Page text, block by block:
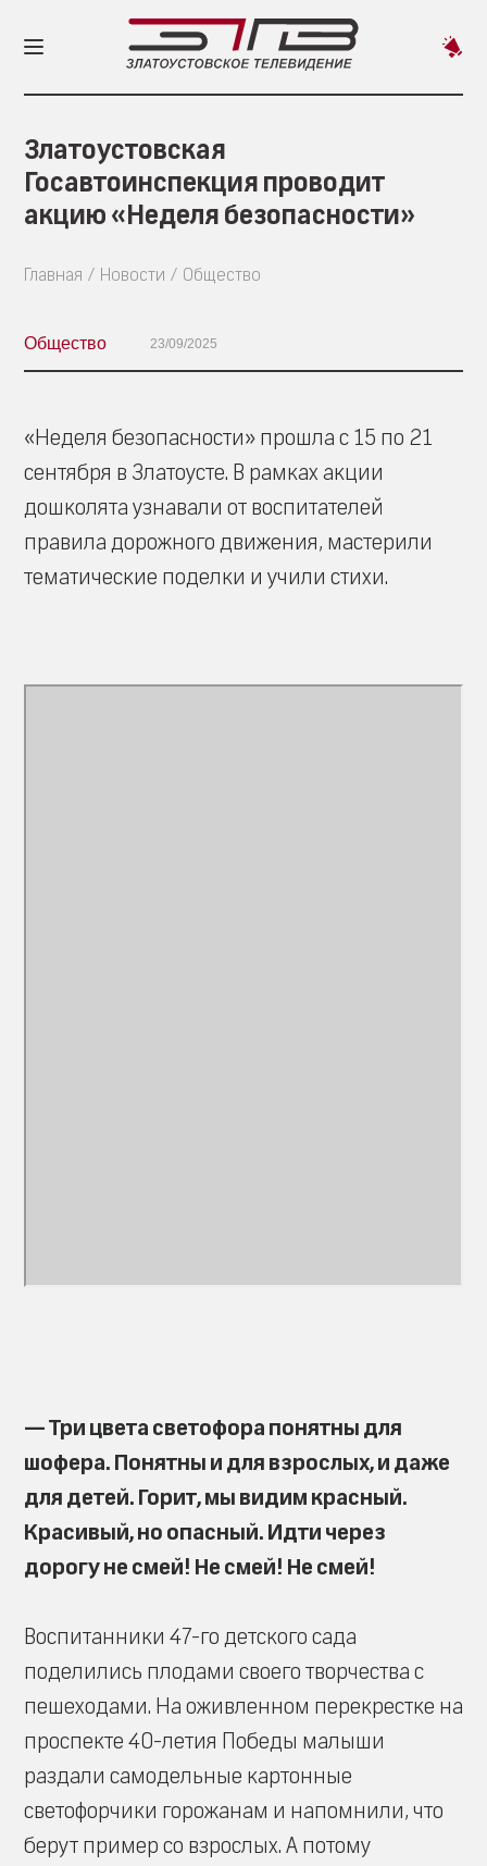
Златоустовская
Госавтоинспекция проводит
акцию «Неделя безопасности»
Главная Новости Общество
Общество 23/09/2025
«Неделя безопасности» прошла с 15 по 21
сентября в Златоусте. В рамках акции
дошколята узнавали от воспитателей
правила дорожного движения, мастерили
тематические поделки и учили стихи.
— Три цвета светофора понятны для
шофера. Понятны и для взрослых, и даже
для детей. Горит, мы видим красный.
Красивый, но опасный. Идти через
дорогу не смей! Не смей! Не смей!
Воспитанники 47-го детского сада
поделились плодами своего творчества с
пешеходами. На оживленном перекрестке на
проспекте 40-летия Победы малыши
раздали самодельные картонные
светофорчики горожанам и напомнили, что
берут пример со взрослых. А потому